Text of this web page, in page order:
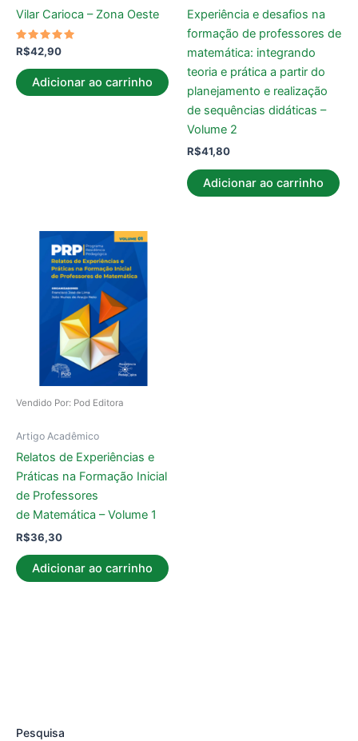
Pesquisa
Vilar Carioca – Zona Oeste
Avaliação
5.00
de 5
R$42,90
Adicionar ao carrinho
Experiência e desafios na
formação de professores de
matemática: integrando
teoria e prática a partir do
planejamento e realização
de sequências didáticas –
Volume 2
R$41,80
Adicionar ao carrinho
Vendido Por: Pod Editora
Artigo Acadêmico
Relatos de Experiências e
Práticas na Formação Inicial
de Professores
de Matemática – Volume 1
R$36,30
Adicionar ao carrinho